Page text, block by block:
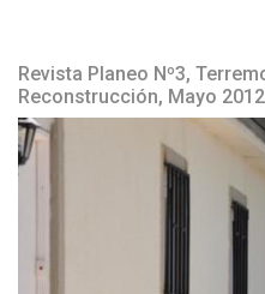
Revista Planeo Nº3,
Reconstrucción, Mayo